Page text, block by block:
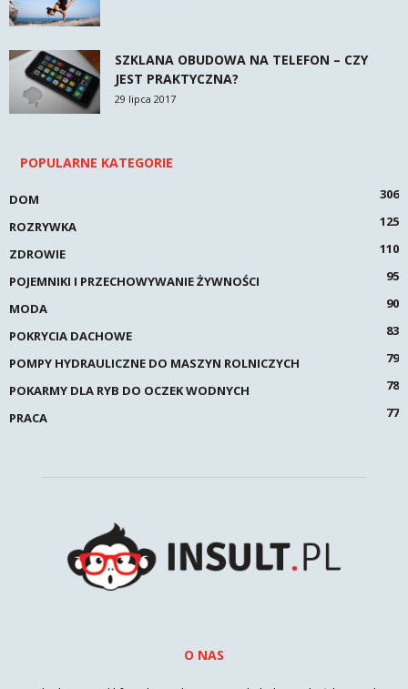
SZKLANA OBUDOWA NA TELEFON – CZY
JEST PRAKTYCZNA?
29 lipca 2017
POPULARNE KATEGORIE
DOM
306
ROZRYWKA
125
ZDROWIE
110
POJEMNIKI I PRZECHOWYWANIE ŻYWNOŚCI
95
MODA
90
POKRYCIA DACHOWE
83
POMPY HYDRAULICZNE DO MASZYN ROLNICZYCH
79
POKARMY DLA RYB DO OCZEK WODNYCH
78
PRACA
77
O NAS